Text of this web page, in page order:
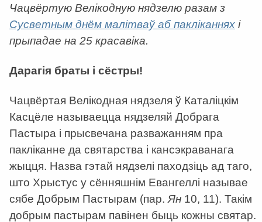
Чацвёртую Велікодную нядзелю разам з
Сусветным днём малітваў аб пакліканнях і
прыпадае на 25 красавіка.
Дарагія браты і сёстры!
Чацвёртая Велікодная нядзеля ў Каталіцкім
Касцёле называецца нядзеляй Добрага
Пастыра і прысвечана разважанням пра
пакліканне да святарства і кансэкраванага
жыцця. Назва гэтай нядзелі паходзіць ад таго,
што Хрыстус у сённяшнім Евангеллі называе
сябе Добрым Пастырам (пар. Ян 10, 11). Такім
добрым пастырам павінен быць кожны святар.